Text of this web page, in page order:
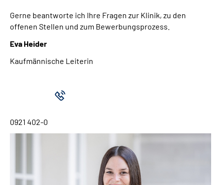
Gerne beantworte ich Ihre Fragen zur Klinik, zu den
offenen Stellen und zum Bewerbungsprozess.
Eva Heider
Kaufmännische Leiterin
0921 402-0